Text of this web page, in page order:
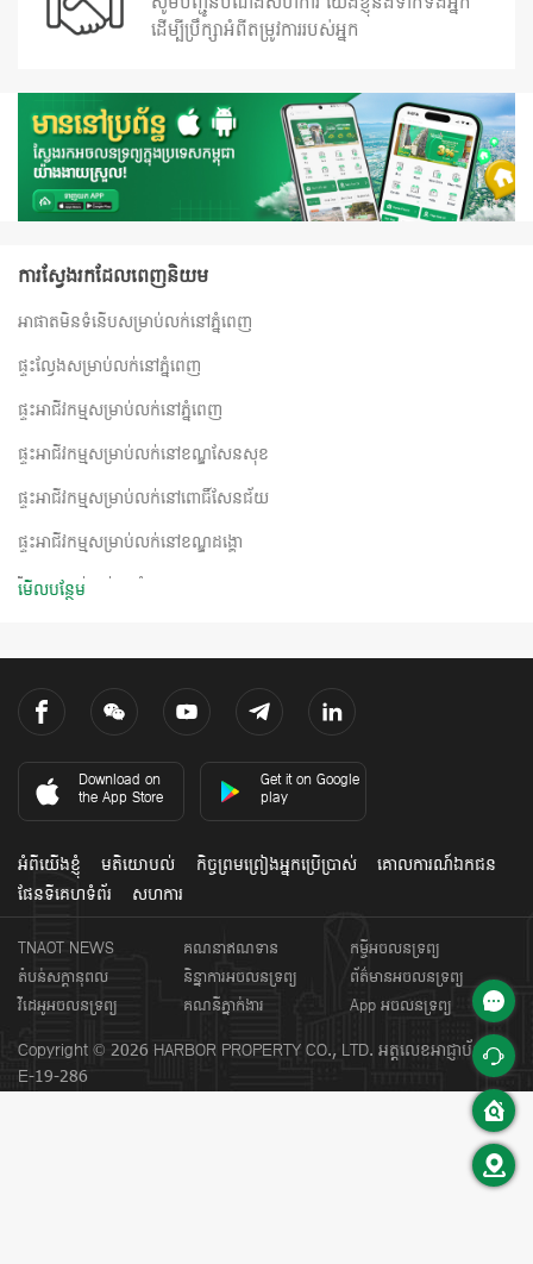
ដើម្បីប្រឹក្សាអំពីតម្រូវការរបស់អ្នក
ការស្វែងរកដែលពេញនិយម
អាផាតមិនទំនើបសម្រាប់លក់នៅភ្នំពេញ
ផ្ទះល្វែងសម្រាប់លក់នៅភ្នំពេញ
ផ្ទះអាជីវកម្មសម្រាប់លក់នៅភ្នំពេញ
ផ្ទះអាជីវកម្មសម្រាប់លក់នៅ​ខណ្ឌសែនសុខ​
ផ្ទះអាជីវកម្មសម្រាប់លក់នៅពោធិ៍សែនជ័យ
ផ្ទះអាជីវកម្មសម្រាប់លក់នៅខណ្ឌដង្គោ
វីឡាសម្រាប់លក់នៅភ្នំពេញ
វីឡាកូនកាត់សម្រាប់លក់នៅខេត្តព្រះសីហនុ
ដីសម្រាប់លក់នៅភ្នំពេញ
ដីសម្រាប់លក់នៅខណ្ឌសែនសុខ
ខុនដូសម្រាប់លក់នៅភ្នំពេញ
ខុនដូសម្រាប់លក់នៅខណ្ឌចំការមន
ខុនដូសម្រាប់លក់នៅខណ្ឌទួលគោក
ខុនដូសម្រាប់លក់នៅខណ្ឌជ្រោយចង្វារ
បុរីសម្រាប់លក់នៅភ្នំពេញ
មើលបន្ថែម
Download on
the App Store
Get it on Google
play
អំពីយើងខ្ញុំ មតិយោបល់ កិច្ចព្រមព្រៀងអ្នកប្រើប្រាស់
គោលការណ៍ឯកជន
ផែនទីគេហទំព័រ
សហការ
TNAOT NEWS គណនាឥណទាន
កម្ចីអចលនទ្រព្យ
តំបន់សក្តានុពល
និន្នាការអចលនទ្រព្យ
ព័ត៌មានអចលនទ្រព្យ
វីដេអូអចលនទ្រព្យ
គណនីភ្នាក់ងារ App អចលនទ្រព្យ
Copyright © 2026 HARBOR PROPERTY CO., LTD. អត្តលេខអាជ្ញាប័ណ្ណ៖:
E-19-286